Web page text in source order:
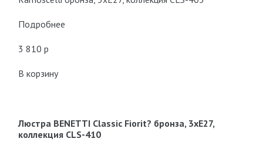
Подробнее
3 810 p
В корзину
Люстра BENETTI Classic Fiorit? бронза, 3хE27,
коллекция CLS-410